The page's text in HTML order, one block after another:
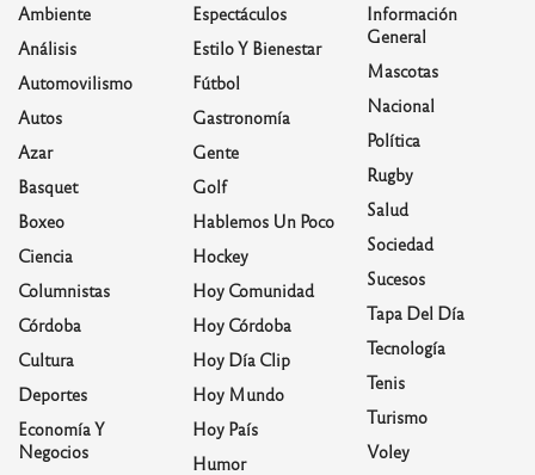
Ambiente
Análisis
Automovilismo
Autos
Azar
Basquet
Boxeo
Ciencia
Columnistas
Córdoba
Cultura
Deportes
Economía Y
Negocios
Espectáculos
Estilo Y Bienestar
Fútbol
Gastronomía
Gente
Golf
Hablemos Un Poco
Hockey
Hoy Comunidad
Hoy Córdoba
Hoy Día Clip
Hoy Mundo
Hoy País
Humor
Información
General
Mascotas
Nacional
Política
Rugby
Salud
Sociedad
Sucesos
Tapa Del Día
Tecnología
Tenis
Turismo
Voley